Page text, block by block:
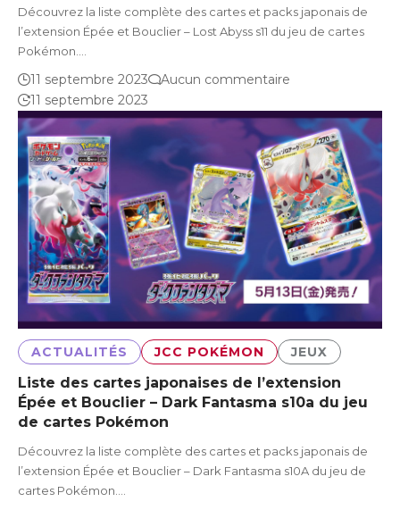
Découvrez la liste complète des cartes et packs japonais de
l’extension Épée et Bouclier – Lost Abyss s11 du jeu de cartes
Pokémon.…
11 septembre 2023
Aucun commentaire
11 septembre 2023
ACTUALITÉS JCC POKÉMON JEUX
Liste des cartes japonaises de l’extension
Épée et Bouclier – Dark Fantasma s10a du jeu
de cartes Pokémon
Découvrez la liste complète des cartes et packs japonais de
l’extension Épée et Bouclier – Dark Fantasma s10A du jeu de
cartes Pokémon.…